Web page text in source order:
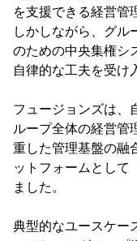
を支援できる経営管
しかしながら、グル
のための中央集権シ
自律的な工夫を受け
フュージョンズは、
ループ全体の経営管
重した管理基盤の融
ットフォームとして
ました。
典型的なユースケー